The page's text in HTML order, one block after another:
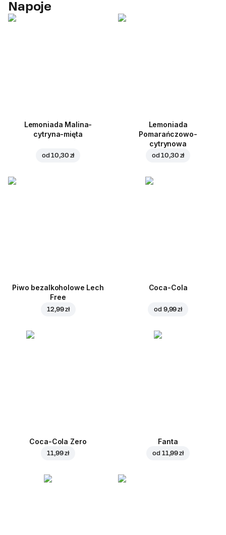
Napoje
Lemoniada Malina-
cytryna-mięta
od10,30 zł
Lemoniada
Pomarańczowo-
cytrynowa
od10,30 zł
Piwo bezalkoholowe Lech
Free
12,99 zł
Coca-Cola
od 9,99 zł
Coca-Cola Zero
11,99 zł
Fanta
od 11,99 zł